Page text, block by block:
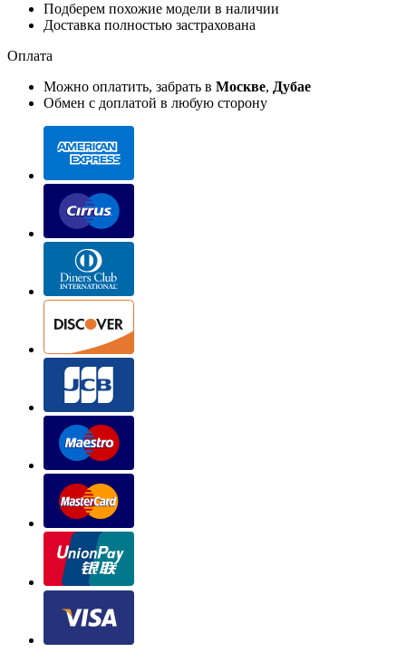
Подберем похожие модели в наличии
Доставка полностью застрахована
Оплата
Можно оплатить, забрать в Москве, Дубае
Обмен с доплатой в любую сторону